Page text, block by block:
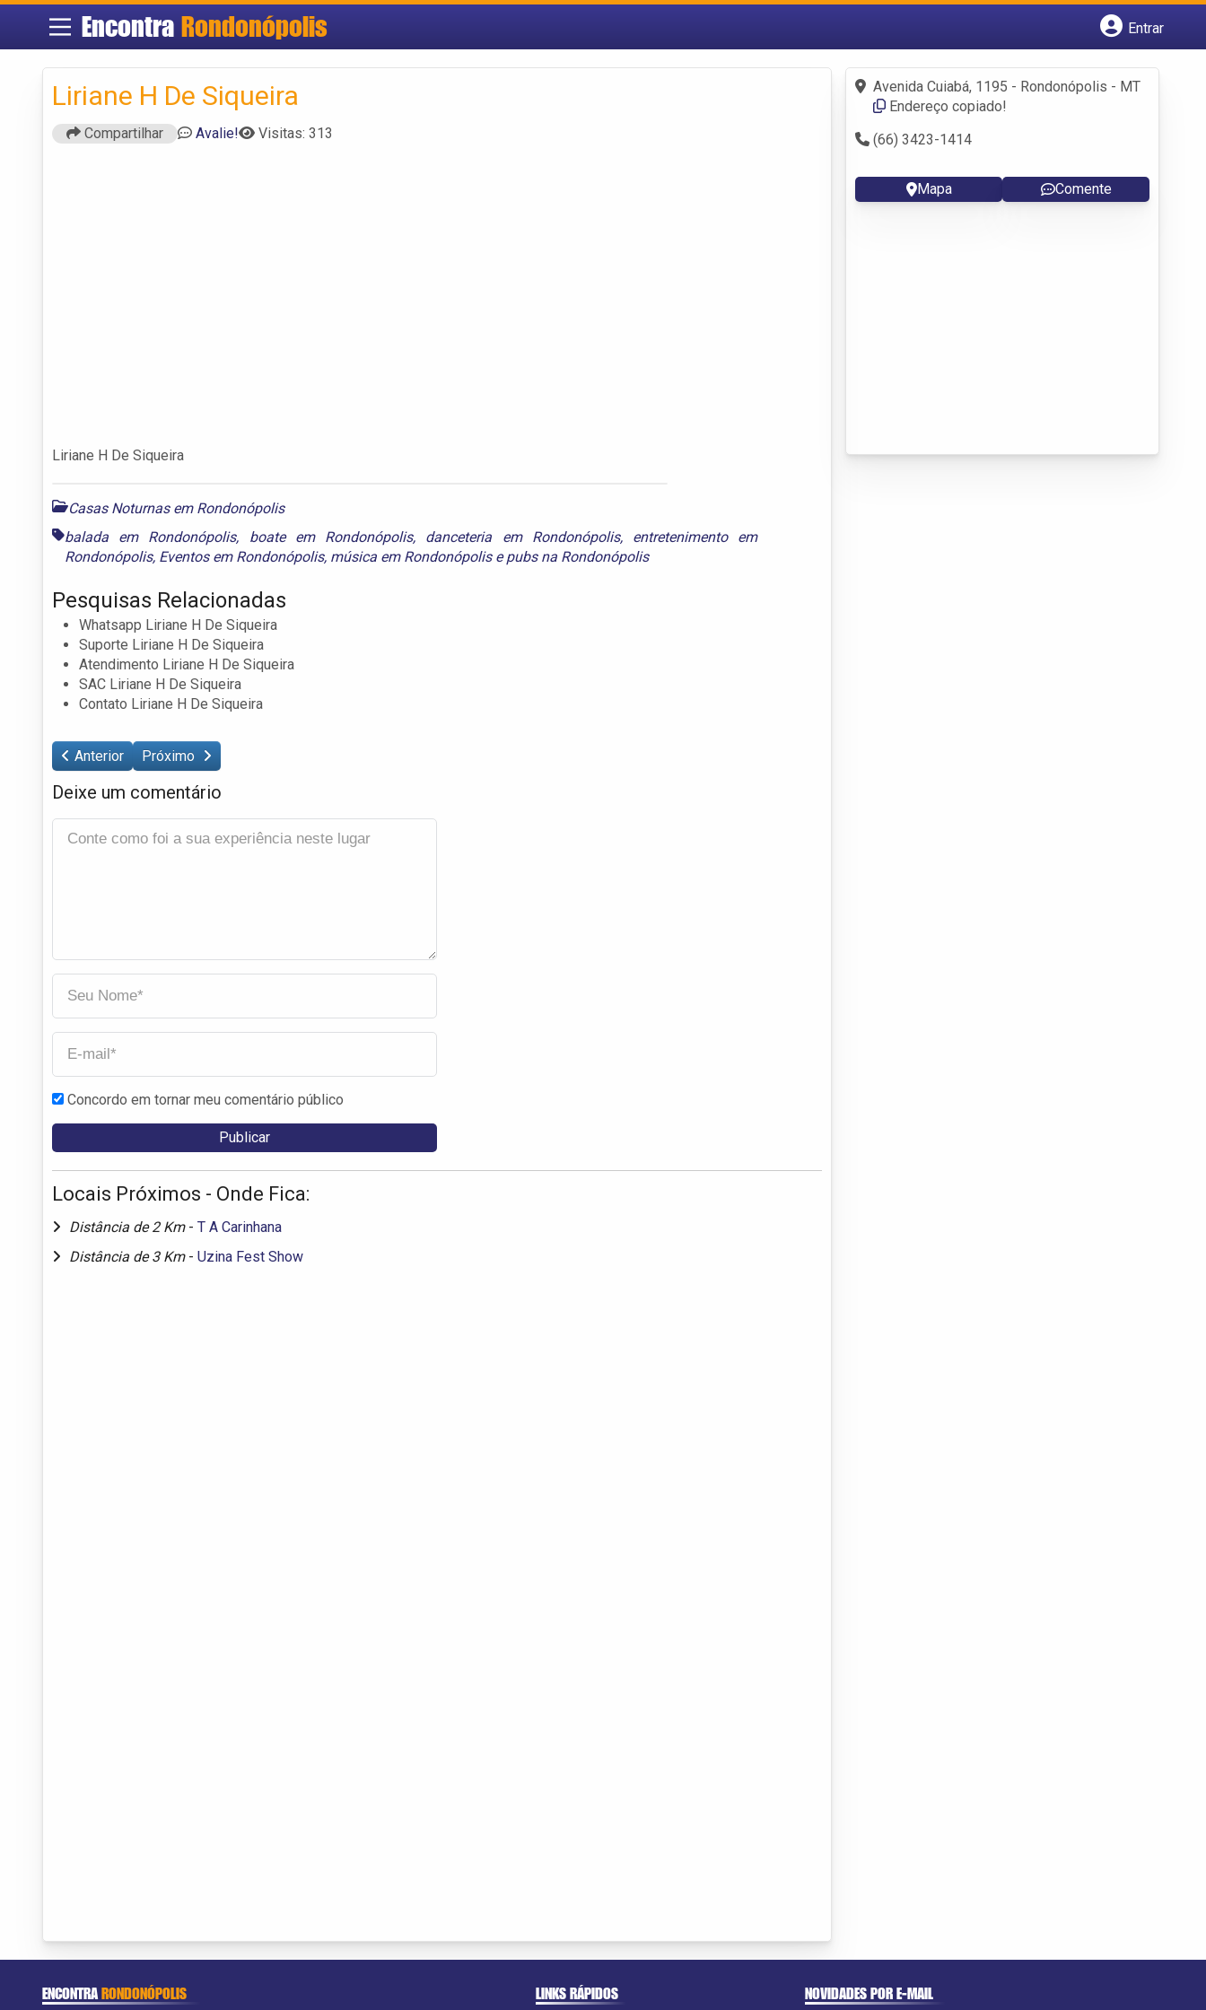
Encontra Rondonópolis
Entrar
Fazer login
Criar conta
Liriane H De Siqueira
Compartilhar Avalie! Visitas: 313
Liriane H De Siqueira
Casas Noturnas em Rondonópolis
balada em Rondonópolis, boate em Rondonópolis, danceteria em Rondonópolis, entretenimento em
Rondonópolis, Eventos em Rondonópolis, música em Rondonópolisepubs na Rondonópolis
Pesquisas Relacionadas
Whatsapp Liriane H De Siqueira
Suporte Liriane H De Siqueira
Atendimento Liriane H De Siqueira
SAC Liriane H De Siqueira
Contato Liriane H De Siqueira
Anterior Próximo
Deixe um comentário
Concordo em tornar meu comentário público
Locais Próximos - Onde Fica:
Distância de 2 Km - T A Carinhana
Distância de 3 Km - Uzina Fest Show
Avenida Cuiabá, 1195 - Rondonópolis - MT
Endereço copiado!
(66) 3423-1414
Mapa Comente
ENCONTRARONDONÓPOLIS LINKS RÁPIDOS NOVIDADES POR E-MAIL